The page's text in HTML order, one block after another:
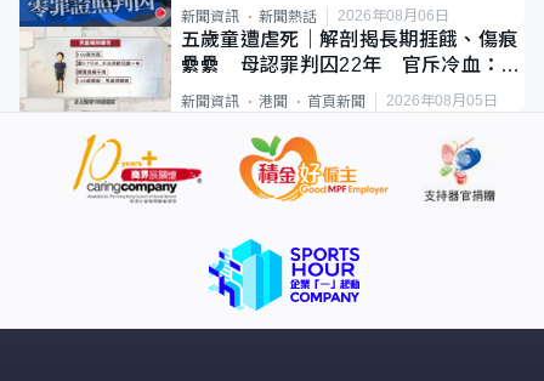
新聞資訊 新聞熱話 2026年08月06日
五歲童遭虐死｜解剖揭長期捱餓、傷痕
纍纍 母認罪判囚22年 官斥冷血：同
類案最惡劣
新聞資訊 港聞 首頁新聞 2026年08月05日